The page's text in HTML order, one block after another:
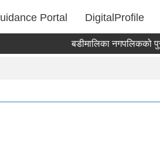
Portal DigitalProfile